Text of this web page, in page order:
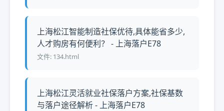
上海松江智能制造社保优待,具体能省多少,
人才购房有何便利？ - 上海落户E78
文件: 134.html
上海松江灵活就业社保落户方案,社保基数
与落户途径解析 - 上海落户E78